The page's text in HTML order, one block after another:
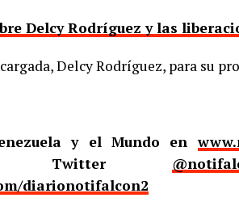
Delcy Rodríguez y las
Delcy Rodríguez, para su
y el Mundo en
diarionotifalcon2